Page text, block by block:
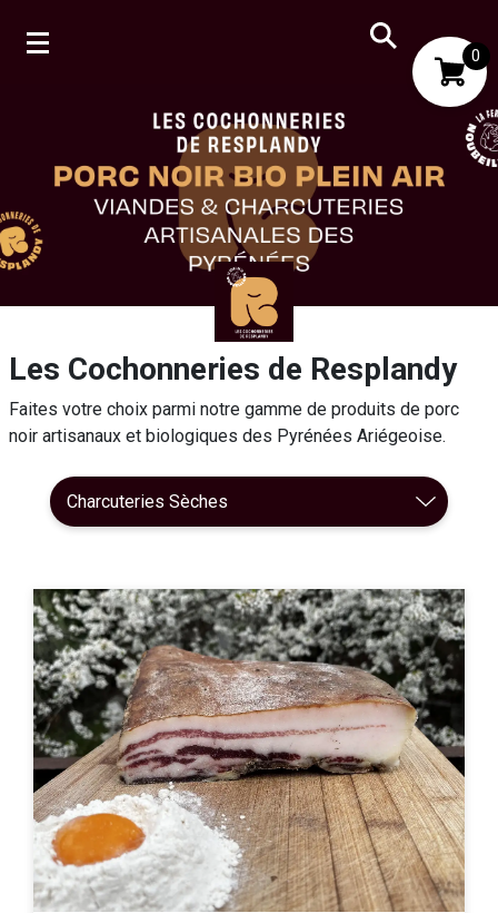
Mes favoris
0
Les Cochonneries de Resplandy
Faites votre choix parmi notre gamme de produits de porc
noir artisanaux et biologiques des Pyrénées Ariégeoise.